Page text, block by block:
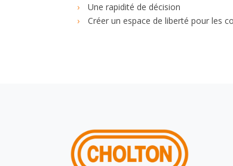
Une rapidité de décision
Créer un espace de liberté pour les